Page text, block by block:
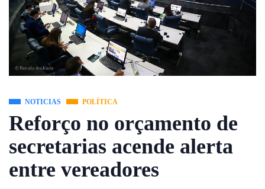
NOTICIAS POLÍTICA
Reforço no orçamento de
secretarias acende alerta
entre vereadores